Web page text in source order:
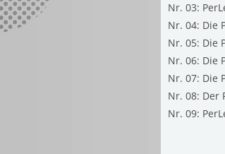
Nr. 03:
Nr. 04: Die
Nr. 05: Die
Nr. 06: Die
Nr. 07: Die
Nr. 08: Der
Nr. 09: